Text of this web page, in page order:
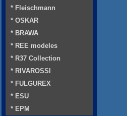
* Fleischmann
* OSKAR
* BRAWA
* REE modeles
* R37 Collection
* RIVAROSSI
* FULGUREX
* ESU
* EPM